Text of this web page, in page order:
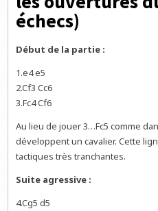
échecs)
Début de la partie :
1.e4 e5
2.Cf3 Cc6
3.Fc4 Cf6
Au lieu de jouer 3…Fc5 comme
développent un cavalier. Cette
tactiques très tranchantes.
Suite agressive :
4.Cg5 d5